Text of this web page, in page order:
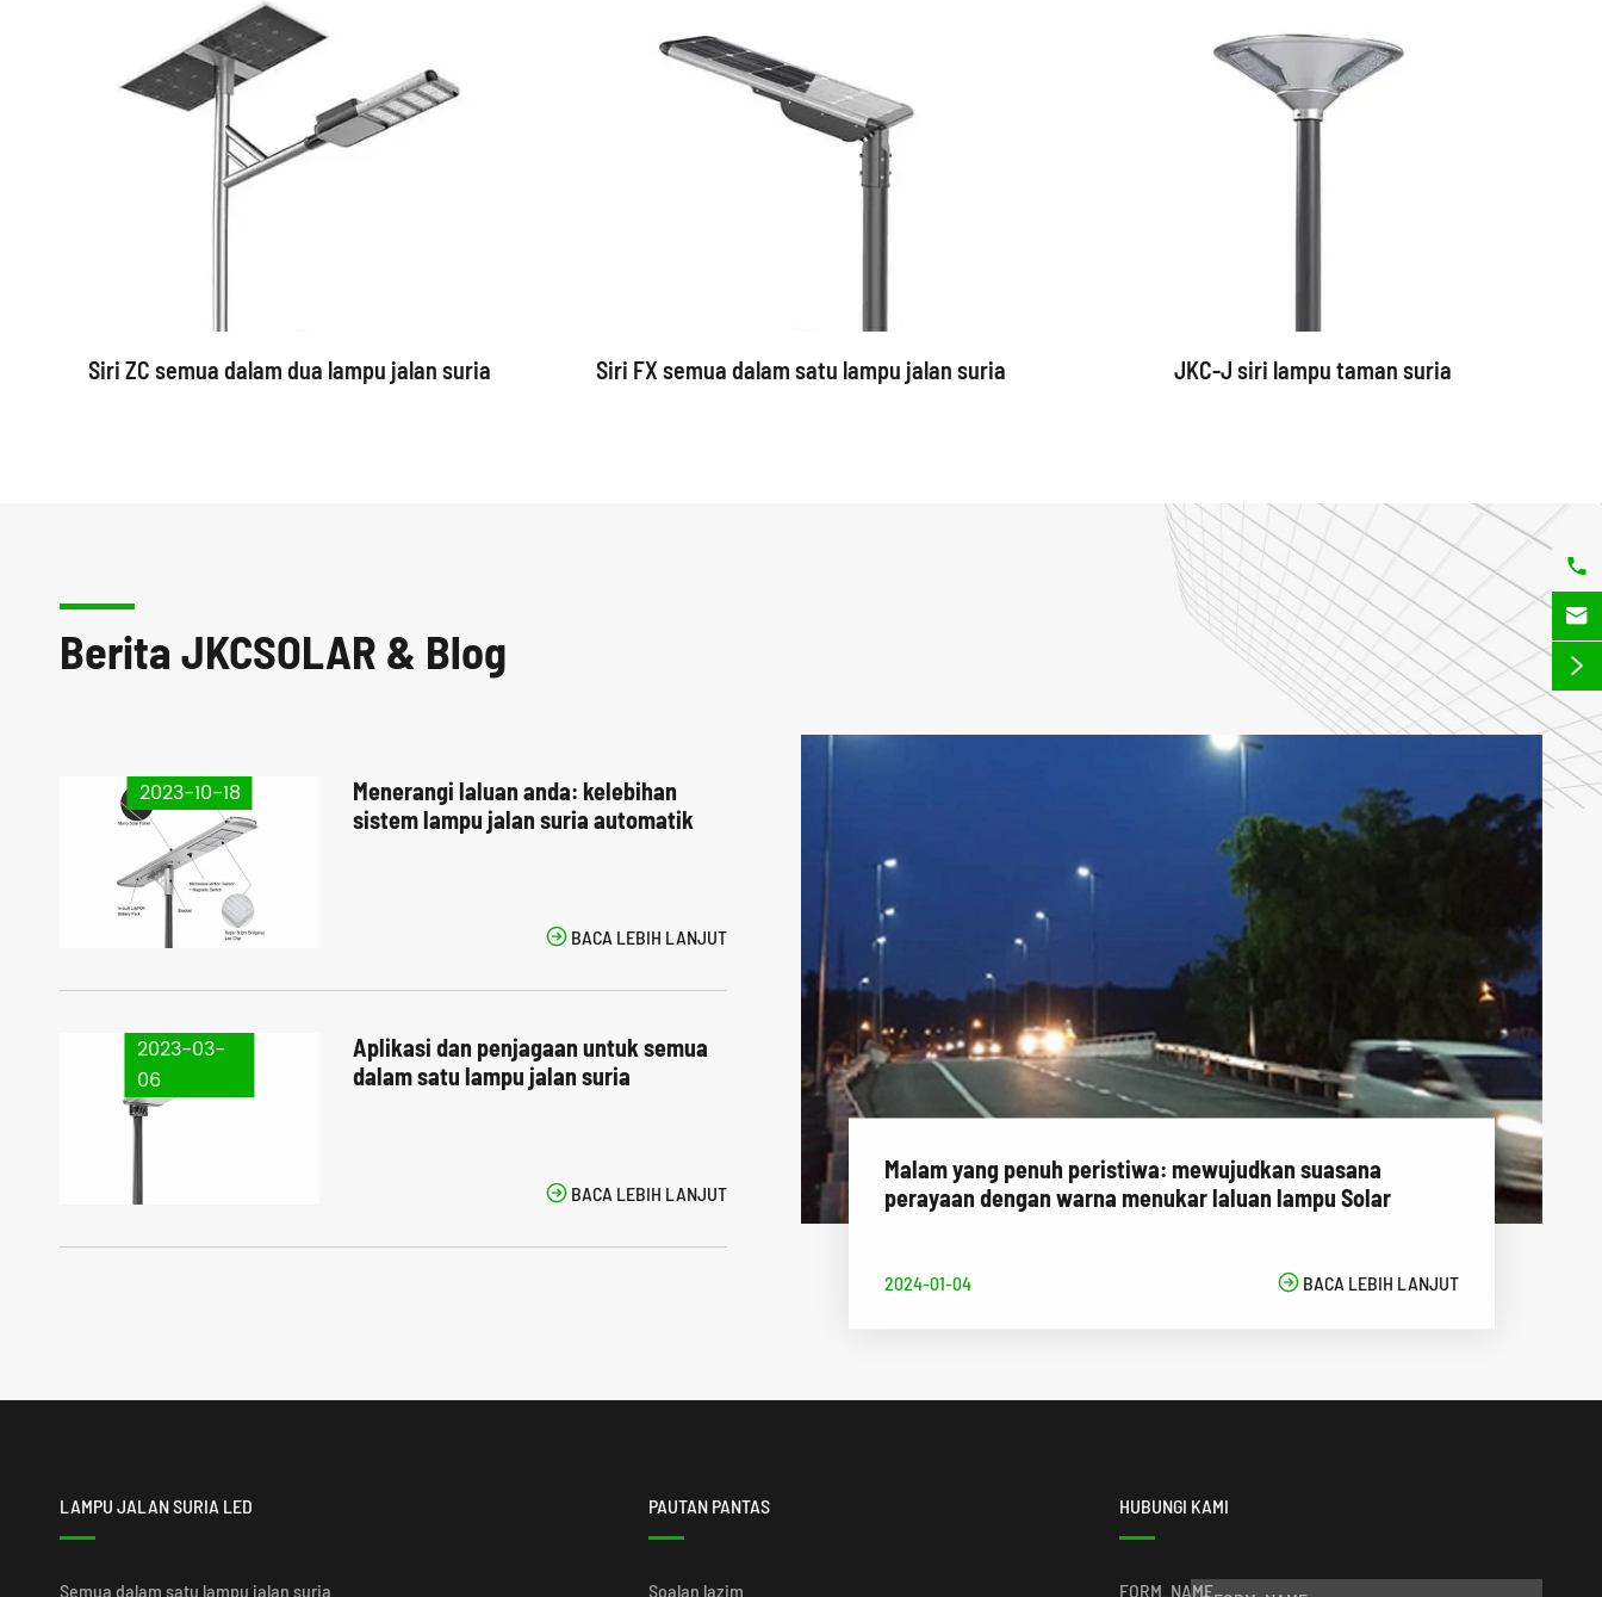
Siri ZC semua dalam dua lampu jalan suria Siri FX semua dalam satu lampu jalan suria JKC-J siri lampu taman suria
Berita JKCSOLAR & Blog
2023-10-18
Menerangi laluan anda: kelebihan
sistem lampu jalan suria automatik
BACA LEBIH LANJUT
2023-03-
06
Aplikasi dan penjagaan untuk semua
dalam satu lampu jalan suria
BACA LEBIH LANJUT
Malam yang penuh peristiwa: mewujudkan suasana
perayaan dengan warna menukar laluan lampu Solar
2024-01-04  BACA LEBIH LANJUT
LAMPU JALAN SURIA LED
Semua dalam satu lampu jalan suria
PAUTAN PANTAS
Soalan lazim
HUBUNGI KAMI
FORM_NAME


